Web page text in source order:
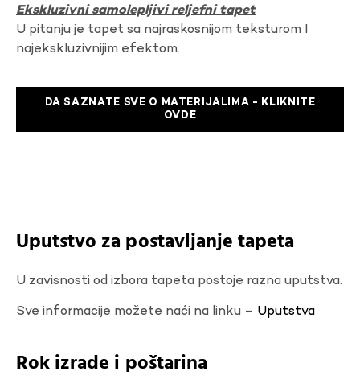
Ekskluzivni samolepljivi reljefni tapet
U pitanju je tapet sa najraskosnijom teksturom I
najekskluzivnijim efektom.
DA SAZNATE SVE O MATERIJALIMA - KLIKNITE
OVDE
Uputstvo za postavljanje tapeta
U zavisnosti od izbora tapeta postoje razna uputstva.
Sve informacije možete naći na linku – Uputstva
Rok izrade i poštarina